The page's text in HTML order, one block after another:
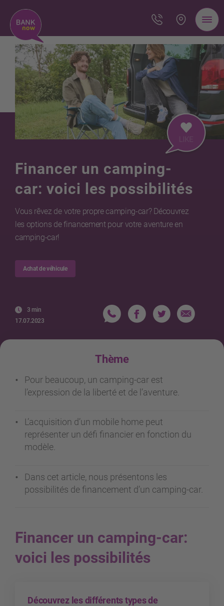
Financer un camping-
car: voici les possibilités
Vous rêvez de votre propre camping-car? Découvrez
les options de financement pour votre aventure en
camping-car!
Achat de véhicule
3 min
17.07.2023
Thème
Pour beaucoup, un camping-car est
l’expression de la liberté et de l’aventure.
L’acquisition d’un mobile home peut
représenter un défi financier en fonction du
modèle.
Dans cet article, nous présentons les
possibilités de financement d’un camping-car.
Financer un camping-car:
voici les possibilités
Découvrez les différents types de